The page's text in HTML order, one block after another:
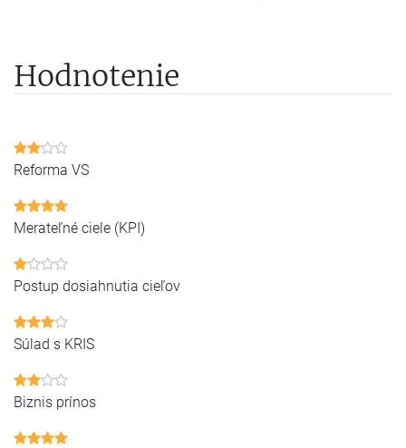
Hodnotenie
Reforma VS
Merateľné ciele (KPI)
Postup dosiahnutia cieľov
Súlad s KRIS
Biznis prínos